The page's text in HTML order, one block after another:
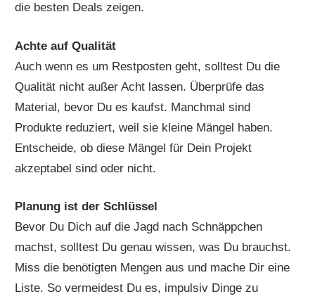
die besten Deals zeigen.
Achte auf Qualität
Auch wenn es um Restposten geht, solltest Du die
Qualität nicht außer Acht lassen. Überprüfe das
Material, bevor Du es kaufst. Manchmal sind
Produkte reduziert, weil sie kleine Mängel haben.
Entscheide, ob diese Mängel für Dein Projekt
akzeptabel sind oder nicht.
Planung ist der Schlüssel
Bevor Du Dich auf die Jagd nach Schnäppchen
machst, solltest Du genau wissen, was Du brauchst.
Miss die benötigten Mengen aus und mache Dir eine
Liste. So vermeidest Du es, impulsiv Dinge zu